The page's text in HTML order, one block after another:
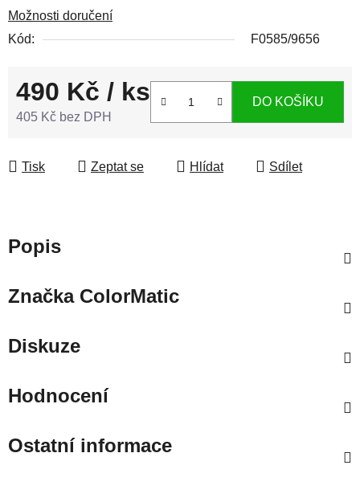
Možnosti doručení
Kód:
F0585/9656
490 Kč / ks
405 Kč bez DPH
DO KOŠÍKU
Tisk Zeptat se Hlídat Sdílet
Popis
ZnačkaColorMatic
Diskuze
Hodnocení
Ostatní informace